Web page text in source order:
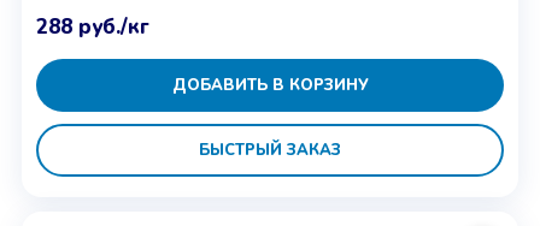
288 руб./кг
ДОБАВИТЬ В КОРЗИНУ
БЫСТРЫЙ ЗАКАЗ